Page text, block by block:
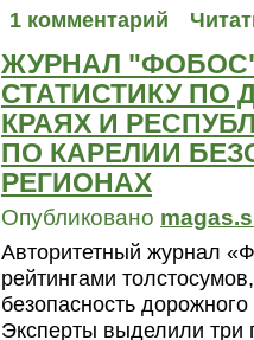
1 комментарий
ЖУРНАЛ
СТАТИСТИКУ ПО
КРАЯХ И
ПО КАРЕЛИИ
РЕГИОНАХ
Опубликовано
Авторитетный журнал
рейтингами
безопасность
Эксперты выделили три